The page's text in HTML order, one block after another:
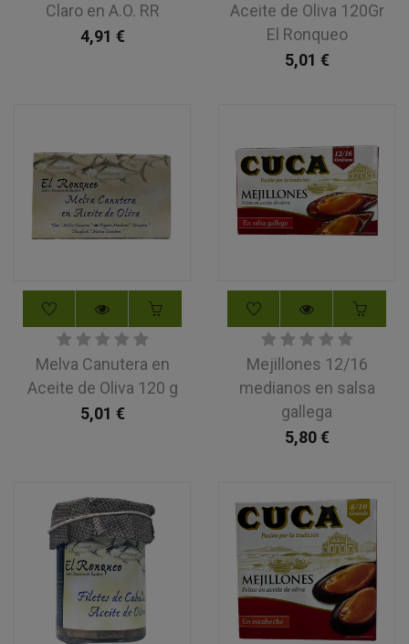
Claro en A.O. RR
4,91 €
Aceite de Oliva 120Gr
El Ronqueo
5,01 €
Melva Canutera en
Aceite de Oliva 120 g
5,01 €
Mejillones 12/16
medianos en salsa
gallega
5,80€